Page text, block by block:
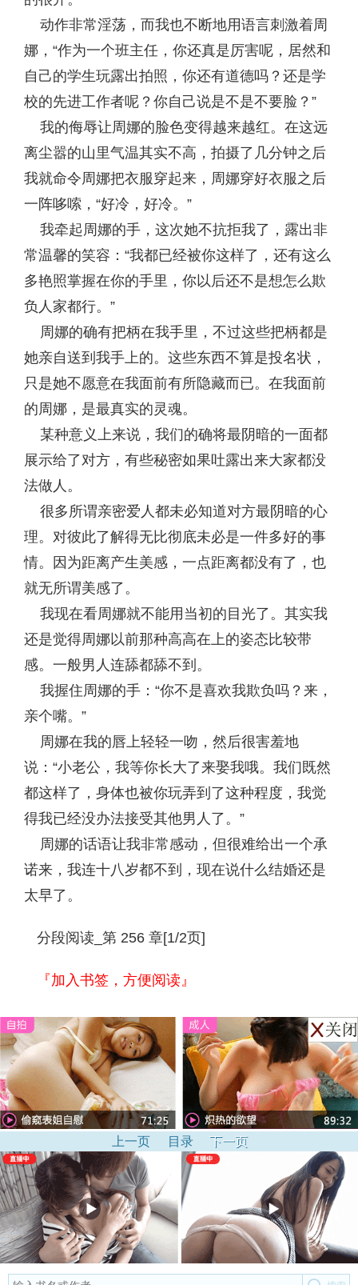
动作非常淫荡，而我也不断地用语言刺激着周
娜，“作为一个班主任，你还真是厉害呢，居然和
自己的学生玩露出拍照，你还有道德吗？还是学
校的先进工作者呢？你自己说是不是不要脸？”
我的侮辱让周娜的脸色变得越来越红。在这远
离尘嚣的山里气温其实不高，拍摄了几分钟之后
我就命令周娜把衣服穿起来，周娜穿好衣服之后
一阵哆嗦，“好冷，好冷。”
我牵起周娜的手，这次她不抗拒我了，露出非
常温馨的笑容：“我都已经被你这样了，还有这么
多艳照掌握在你的手里，你以后还不是想怎么欺
负人家都行。”
周娜的确有把柄在我手里，不过这些把柄都是
她亲自送到我手上的。这些东西不算是投名状，
只是她不愿意在我面前有所隐藏而已。在我面前
的周娜，是最真实的灵魂。
某种意义上来说，我们的确将最阴暗的一面都
展示给了对方，有些秘密如果吐露出来大家都没
法做人。
很多所谓亲密爱人都未必知道对方最阴暗的心
理。对彼此了解得无比彻底未必是一件多好的事
情。因为距离产生美感，一点距离都没有了，也
就无所谓美感了。
我现在看周娜就不能用当初的目光了。其实我
还是觉得周娜以前那种高高在上的姿态比较带
感。一般男人连舔都舔不到。
我握住周娜的手：“你不是喜欢我欺负吗？来，
亲个嘴。”
周娜在我的唇上轻轻一吻，然后很害羞地
说：“小老公，我等你长大了来娶我哦。我们既然
都这样了，身体也被你玩弄到了这种程度，我觉
得我已经没办法接受其他男人了。”
周娜的话语让我非常感动，但很难给出一个承
诺来，我连十八岁都不到，现在说什么结婚还是
太早了。
分段阅读_第 256 章[1/2页]
『加入书签，方便阅读』
上一页 目录 下一页